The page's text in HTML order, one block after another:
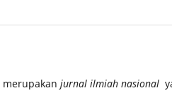
merupakan jurnal ilmiah nasional